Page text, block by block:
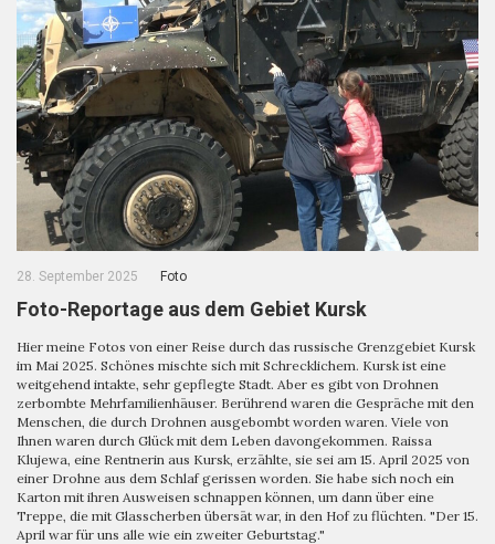
28. September 2025 Foto
Foto-Reportage aus dem Gebiet Kursk
Hier meine Fotos von einer Reise durch das russische Grenzgebiet Kursk
im Mai 2025. Schönes mischte sich mit Schrecklichem. Kursk ist eine
weitgehend intakte, sehr gepflegte Stadt. Aber es gibt von Drohnen
zerbombte Mehrfamilienhäuser. Berührend waren die Gespräche mit den
Menschen, die durch Drohnen ausgebombt worden waren. Viele von
Ihnen waren durch Glück mit dem Leben davongekommen. Raissa
Klujewa, eine Rentnerin aus Kursk, erzählte, sie sei am 15. April 2025 von
einer Drohne aus dem Schlaf gerissen worden. Sie habe sich noch ein
Karton mit ihren Ausweisen schnappen können, um dann über eine
Treppe, die mit Glasscherben übersät war, in den Hof zu flüchten. "Der 15.
April war für uns alle wie ein zweiter Geburtstag."